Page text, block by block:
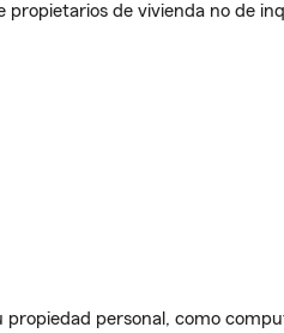
propietarios de vivienda no de
personal, como